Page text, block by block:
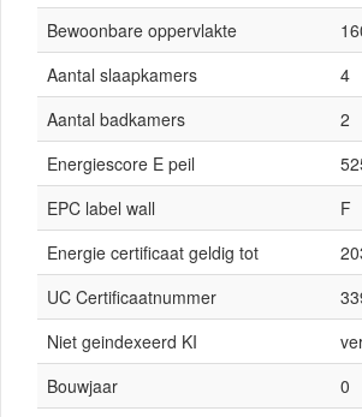
Bewoonbare oppervlakte
Aantal slaapkamers
4
Aantal badkamers
2
Energiescore E peil
EPC label wall
F
Energie certificaat geldig tot
UC Certificaatnummer
Niet geindexeerd KI
Bouwjaar
0